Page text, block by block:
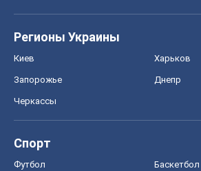
Регионы Украины
Киев Харьков
Запорожье Днепр
Черкассы
Спорт
Футбол Баскетбол